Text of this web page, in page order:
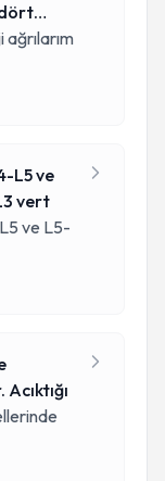
L5 ve
vert
ve L5-